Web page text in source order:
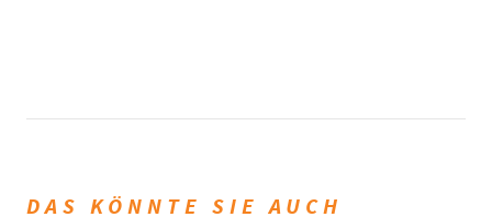
DAS KÖNNTE SIE AUCH